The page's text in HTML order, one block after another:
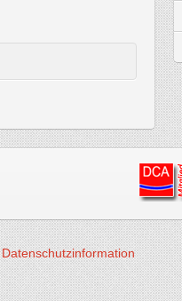
Datenschutzinformation